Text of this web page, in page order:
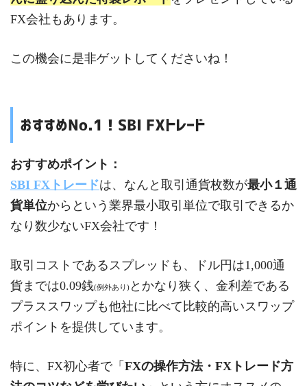
FX会社もあります。
この機会に是非ゲットしてくださいね！
おすすめNo.1！SBI FXトレード
おすすめポイント：
SBI FXトレードは、なんと取引通貨枚数が最小１通
貨単位からという業界最小取引単位で取引できるか
なり数少ないFX会社です！
取引コストであるスプレッドも、ドル円は1,000通
貨までは0.09銭(例外あり) とかなり狭く、金利差である
プラススワップも他社に比べて比較的高いスワップ
ポイントを提供しています。
特に、FX初心者で「 FXの操作方法・FXトレード方